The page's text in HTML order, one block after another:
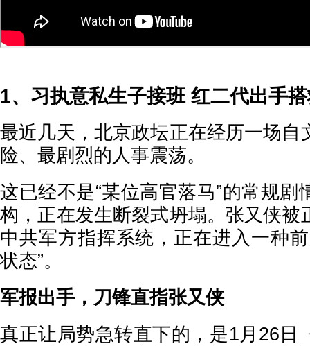
1、习执意私生子接班 红二代出手
最近几天，北京政坛正在经历一场自
险、最剧烈的人事震荡。
这已经不是“某位高官落马”的常规剧
构，正在发生断裂式坍塌。张又侠被
中共军方指挥系统，正在进入一种
状态”。
军报出手，刀锋直指张又侠
真正让局势急转直下的，是1月26日